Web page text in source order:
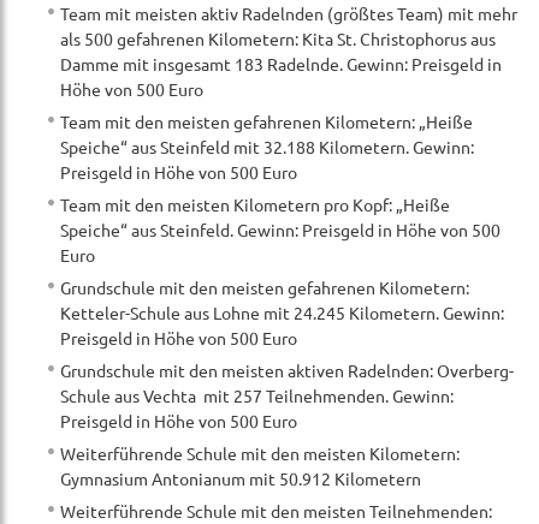
Team mit meisten aktiv Radelnden (größtes Team) mit mehr
als 500 gefahrenen Kilometern: Kita St. Christophorus aus
Damme mit insgesamt 183 Radelnde. Gewinn: Preisgeld in
Höhe von 500 Euro
Team mit den meisten gefahrenen Kilometern: „Heiße
Speiche“ aus Steinfeld mit 32.188 Kilometern. Gewinn:
Preisgeld in Höhe von 500 Euro
Team mit den meisten Kilometern pro Kopf: „Heiße
Speiche“ aus Steinfeld. Gewinn: Preisgeld in Höhe von 500
Euro
Grundschule mit den meisten gefahrenen Kilometern:
Ketteler-Schule aus Lohne mit 24.245 Kilometern. Gewinn:
Preisgeld in Höhe von 500 Euro
Grundschule mit den meisten aktiven Radelnden: Overberg-
Schule aus Vechta mit 257 Teilnehmenden. Gewinn:
Preisgeld in Höhe von 500 Euro
Weiterführende Schule mit den meisten Kilometern:
Gymnasium Antonianum mit 50.912 Kilometern
Weiterführende Schule mit den meisten Teilnehmenden: